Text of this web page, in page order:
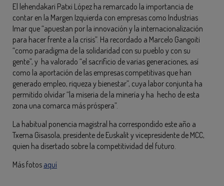
El lehendakari Patxi López ha remarcado la importancia de
contar en la Margen Izquierda con empresas como Industrias
Imar que “apuestan por la innovación y la internacionalización
para hacer frente a la crisis”. Ha recordado a Marcelo Gangoiti
“como paradigma de la solidaridad con su pueblo y con su
gente”, y ha valorado “el sacrificio de varias generaciones, así
como la aportación de las empresas competitivas que han
generado empleo, riqueza y bienestar”, cuya labor conjunta ha
permitido olvidar “la miseria de la minería y ha hecho de esta
zona una comarca más próspera”.
La habitual ponencia magistral ha correspondido este año a
Txema Gisasola, presidente de Euskalit y vicepresidente de MCC,
quien ha disertado sobre la competitividad del futuro.
Más fotos aquí